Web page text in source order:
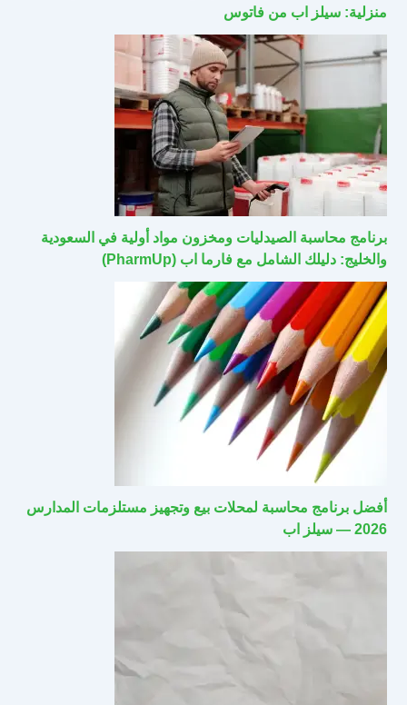
منزلية: سيلز اب من فاتوس
برنامج محاسبة الصيدليات ومخزون مواد أولية في السعودية
والخليج: دليلك الشامل مع فارما اب (PharmUp)
أفضل برنامج محاسبة لمحلات بيع وتجهيز مستلزمات المدارس
2026 — سيلز اب